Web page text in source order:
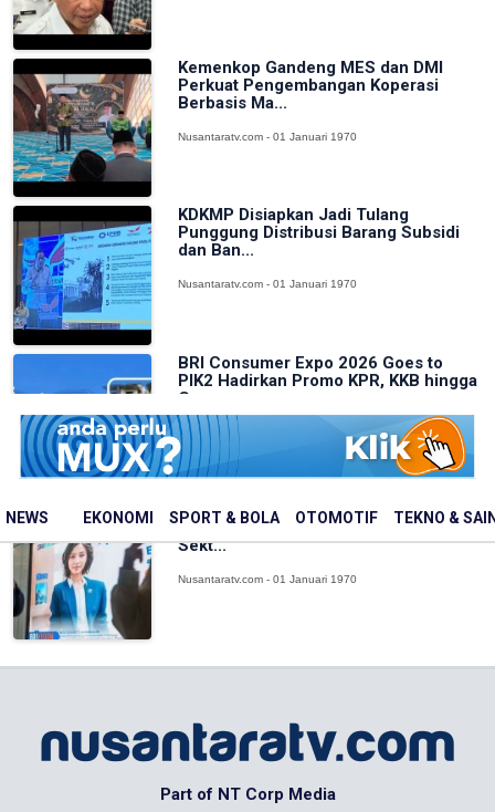
NEWS EKONOMI SPORT & BOLA OTOMOTIF TEKNO &
Kemenkop Gandeng MES dan DMI
Perkuat Pengembangan Koperasi
Berbasis Ma...
Nusantaratv.com - 01 Januari 1970
KDKMP Disiapkan Jadi Tulang
Punggung Distribusi Barang Subsidi
dan Ban...
Nusantaratv.com - 01 Januari 1970
BRI Consumer Expo 2026 Goes to
PIK2 Hadirkan Promo KPR, KKB hingga
Cas...
Nusantaratv.com - 01 Januari 1970
BRI Dukung Penempatan Dana SAL,
Siap Perkuat Penyaluran Kredit ke
Sekt...
Nusantaratv.com - 01 Januari 1970
Part of NT Corp Media